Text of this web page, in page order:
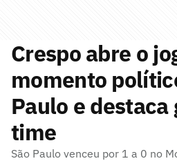
Crespo abre o
momento
Paulo e destaca
time
São Paulo venceu por 1 a 0 no